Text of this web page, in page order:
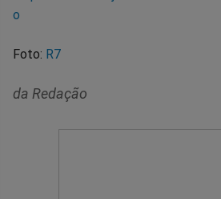
o
Foto: R7
da Redação